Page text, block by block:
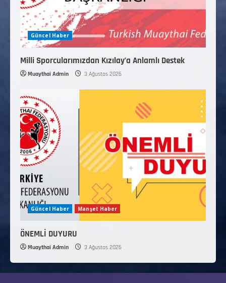
Güncel Haber
Milli Sporcularımızdan Kızılay’a Anlamlı Destek
Muaythai Admin 3 Ağustos 2026
Güncel Haber Manşet Haber
ÖNEMLİ DUYURU
Muaythai Admin 3 Ağustos 2026